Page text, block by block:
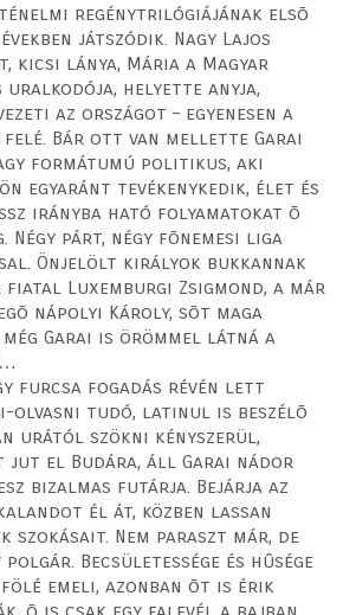
regénytrilógiájának elsõ
játszódik. Nagy Lajos
kicsi lánya, Mária a Magyar
uralkodója, helyette anyja,
az országot – egyenesen a
felé. Bár ott van mellette Garai
formátumú politikus, aki
egyaránt tevékenykedik, élet és
irányba ható folyamatokat õ
Négy párt, négy fõnemesi liga
Önjelölt királyok bukkannak
Luxemburgi Zsigmond, a már
nápolyi Károly, sõt maga
Garai is örömmel látná a
furcsa fogadás révén lett
olvasni tudó, latinul is beszélõ
urától szökni kényszerül,
jut el Budára, áll Garai nádor
bizalmas futárja. Bejárja az
él át, közben lassan
szokásait. Nem paraszt már, de
polgár. Becsületessége és hûsége
fölé emeli, azonban õt is érik